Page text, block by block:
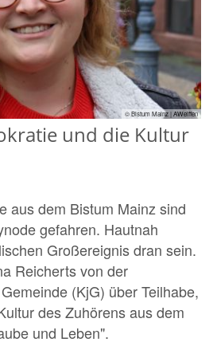
© Bistum Mainz | AWeiffen
und die Kultur
aus dem Bistum Mainz sind
gefahren. Hautnah
Großereignis dran sein.
Reicherts von der
(KjG) über Teilhabe,
des Zuhörens aus dem
und Leben".